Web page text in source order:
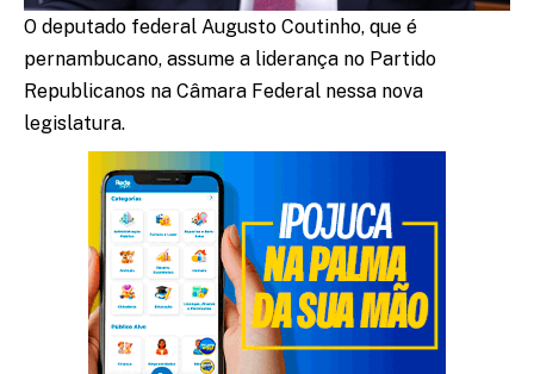
O deputado federal Augusto Coutinho, que é
pernambucano, assume a liderança no Partido
Republicanos na Câmara Federal nessa nova
legislatura.